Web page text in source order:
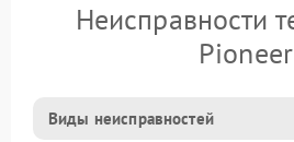
Неисправности
Pioneer
Виды неисправностей